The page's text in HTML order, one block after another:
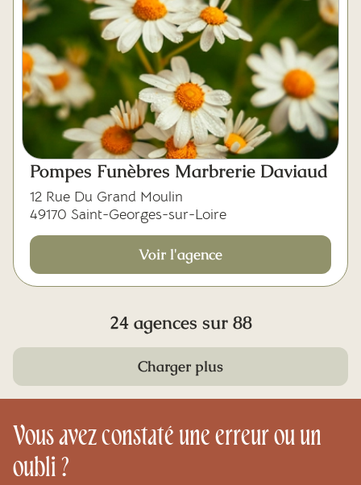
Pompes Funèbres Marbrerie Daviaud
12 Rue Du Grand Moulin
49170 Saint-Georges-sur-Loire
Voir l'agence
24 agences sur 88
Charger plus
Vous avez constaté une erreur ou un
oubli ?